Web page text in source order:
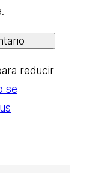
reducir
se